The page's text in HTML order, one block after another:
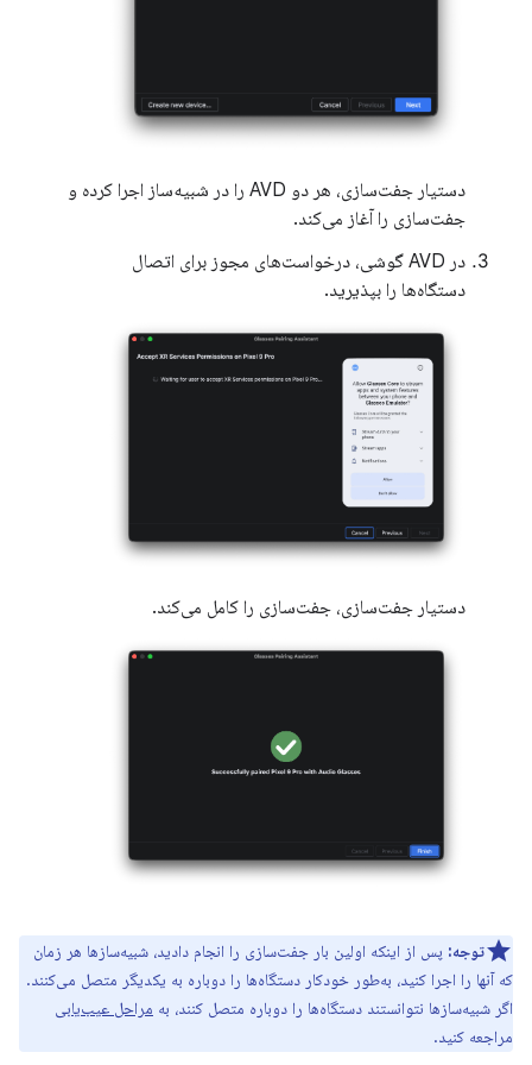
دستیار جفت‌سازی، هر دو AVD را در شبیه‌ساز اجرا کرده و
جفت‌سازی را آغاز می‌کند.
در AVD گوشی، درخواست‌های مجوز برای اتصال
دستگاه‌ها را بپذیرید.
دستیار جفت‌سازی، جفت‌سازی را کامل می‌کند.
توجه: پس از اینکه اولین بار جفت‌سازی را انجام دادید، شبیه‌سازها هر زمان
که آنها را اجرا کنید، به‌طور خودکار دستگاه‌ها را دوباره به یکدیگر متصل می‌کنند.
اگر شبیه‌سازها نتوانستند دستگاه‌ها را دوباره متصل کنند، به مراحل عیب‌یابی
مراجعه کنید.